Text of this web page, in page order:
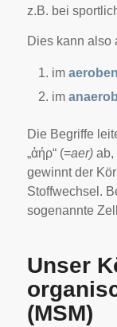
z.B. bei
Dies kann also
im aeroben
im
Die Begriffe
„ἀήρ“ (=aer) ab,
gewinnt der
Stoffwechsel.
sogenannte
Unser
(MSM)